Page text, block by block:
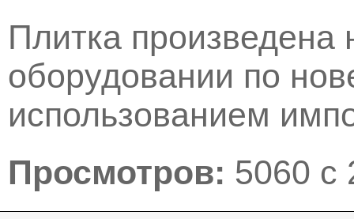
Плитка произведена
оборудовании по
использованием
Просмотров: 5060 с